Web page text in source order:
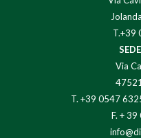
T.+39
Via
T. +39 0547
F. +